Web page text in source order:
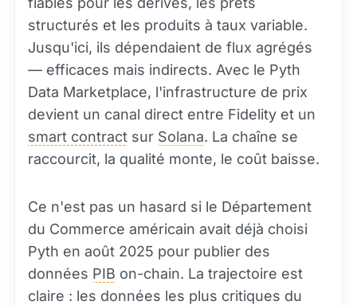
structurés et les produits à taux variable.
Jusqu'ici, ils dépendaient de flux agrégés
— efficaces mais indirects. Avec le Pyth
Data Marketplace, l'infrastructure de prix
devient un canal direct entre Fidelity et un
smart contract sur Solana. La chaîne se
raccourcit, la qualité monte, le coût baisse.
Ce n'est pas un hasard si le Département
du Commerce américain avait déjà choisi
Pyth en août 2025 pour publier des
données PIB on-chain. La trajectoire est
claire : les données les plus critiques du